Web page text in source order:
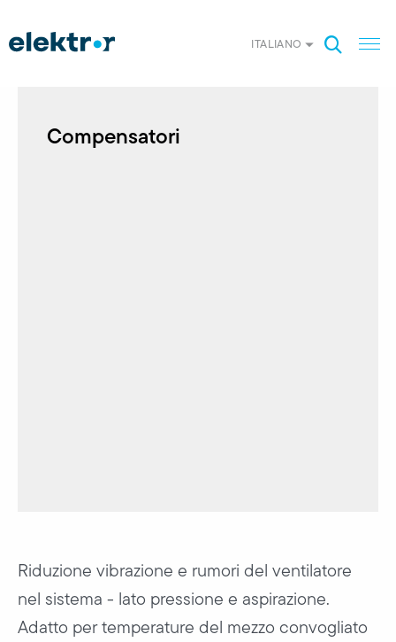
ITALIANO
Compensatori
Riduzione vibrazione e rumori del ventilatore
nel sistema - lato pressione e aspirazione.
Adatto per temperature del mezzo convogliato